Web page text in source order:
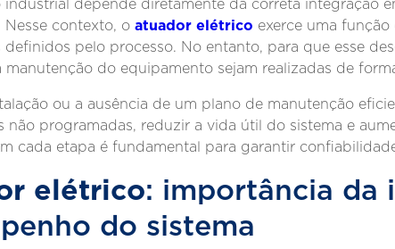
industrial depende diretamente da correta integração
Nesse contexto, oatuador elétrico exerce uma
definidos pelo processo. No entanto, para que esse
manutenção do equipamento sejam realizadas de
ou a ausência de um plano de manutenção
não programadas, reduzir a vida útil do sistema e
cada etapa é fundamental para garantir
elétrico: importância da
do sistema